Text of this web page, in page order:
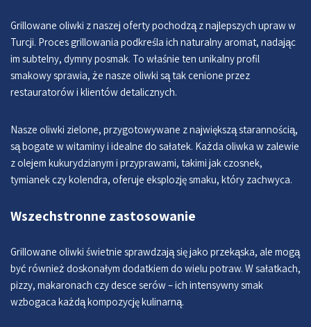
Grillowane oliwki z naszej oferty pochodzą z najlepszych upraw w
Turcji. Proces grillowania podkreśla ich naturalny aromat, nadając
im subtelny, dymny posmak. To właśnie ten unikalny profil
smakowy sprawia, że nasze oliwki są tak cenione przez
restauratorów i klientów detalicznych.
Nasze oliwki zielone, przygotowywane z największą starannością,
są bogate w witaminy i idealne do sałatek. Każda oliwka w zalewie
z olejem kukurydzianym i przyprawami, takimi jak czosnek,
tymianek czy kolendra, oferuje eksplozję smaku, który zachwyca.
Wszechstronne zastosowanie
Grillowane oliwki świetnie sprawdzają się jako przekąska, ale mogą
być również doskonałym dodatkiem do wielu potraw. W sałatkach,
pizzy, makaronach czy desce serów – ich intensywny smak
wzbogaca każdą kompozycję kulinarną.